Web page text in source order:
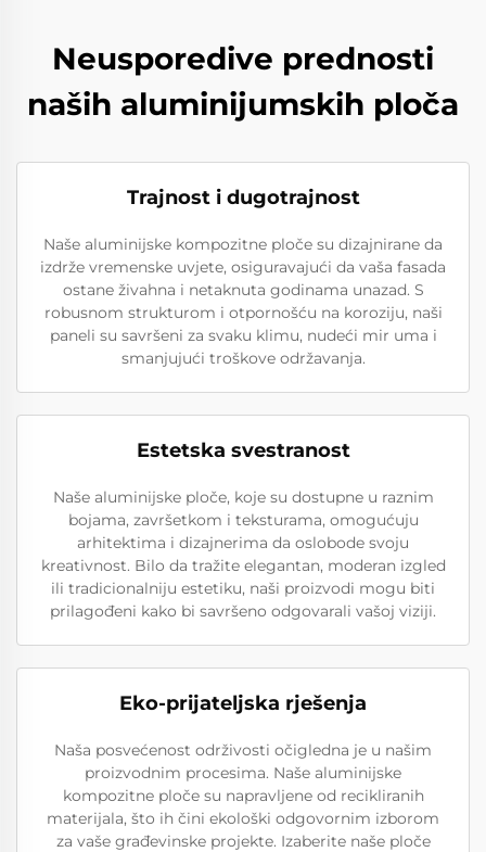
Neusporedive prednosti
naših aluminijumskih ploča
Trajnost i dugotrajnost
Naše aluminijske kompozitne ploče su dizajnirane da
izdrže vremenske uvjete, osiguravajući da vaša fasada
ostane živahna i netaknuta godinama unazad. S
robusnom strukturom i otpornošću na koroziju, naši
paneli su savršeni za svaku klimu, nudeći mir uma i
smanjujući troškove održavanja.
Estetska svestranost
Naše aluminijske ploče, koje su dostupne u raznim
bojama, završetkom i teksturama, omogućuju
arhitektima i dizajnerima da oslobode svoju
kreativnost. Bilo da tražite elegantan, moderan izgled
ili tradicionalniju estetiku, naši proizvodi mogu biti
prilagođeni kako bi savršeno odgovarali vašoj viziji.
Eko-prijateljska rješenja
Naša posvećenost održivosti očigledna je u našim
proizvodnim procesima. Naše aluminijske
kompozitne ploče su napravljene od recikliranih
materijala, što ih čini ekološki odgovornim izborom
za vaše građevinske projekte. Izaberite naše ploče